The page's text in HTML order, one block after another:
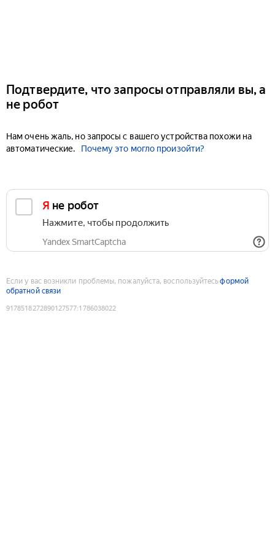
Подтвердите, что запросы отправляли вы, а
не робот
Нам очень жаль, но запросы с вашего устройства похожи на
автоматические.
Почему это могло произойти?
Я не робот
Нажмите, чтобы продолжить
Yandex SmartCaptcha
Если у вас возникли проблемы, пожалуйста, воспользуйтесьформой
обратной связи
9178518272890127577:1786038022